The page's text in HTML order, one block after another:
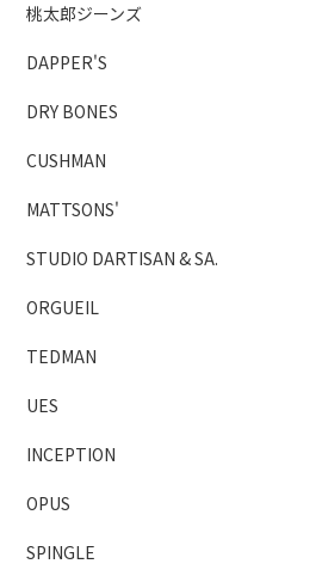
桃太郎ジーンズ
DAPPER'S
DRY BONES
CUSHMAN
MATTSONS'
STUDIO DARTISAN & SA.
ORGUEIL
TEDMAN
UES
INCEPTION
OPUS
SPINGLE